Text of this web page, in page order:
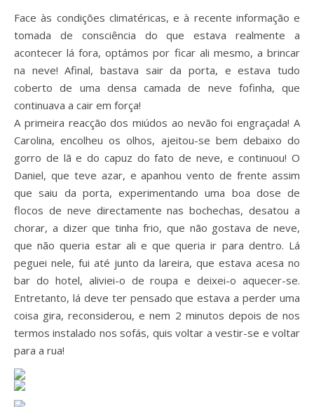
Face às condições climatéricas, e à recente informação e
tomada de consciência do que estava realmente a
acontecer lá fora, optámos por ficar ali mesmo, a brincar
na neve! Afinal, bastava sair da porta, e estava tudo
coberto de uma densa camada de neve fofinha, que
continuava a cair em força!
A primeira reacção dos miúdos ao nevão foi engraçada! A
Carolina, encolheu os olhos, ajeitou-se bem debaixo do
gorro de lã e do capuz do fato de neve, e continuou! O
Daniel, que teve azar, e apanhou vento de frente assim
que saiu da porta, experimentando uma boa dose de
flocos de neve directamente nas bochechas, desatou a
chorar, a dizer que tinha frio, que não gostava de neve,
que não queria estar ali e que queria ir para dentro. Lá
peguei nele, fui até junto da lareira, que estava acesa no
bar do hotel, aliviei-o de roupa e deixei-o aquecer-se.
Entretanto, lá deve ter pensado que estava a perder uma
coisa gira, reconsiderou, e nem 2 minutos depois de nos
termos instalado nos sofás, quis voltar a vestir-se e voltar
para a rua!